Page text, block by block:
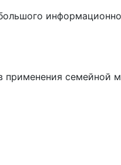
применения семейной